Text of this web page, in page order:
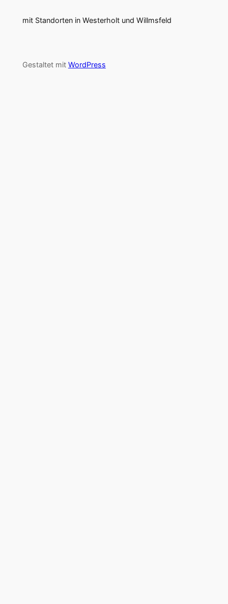
mit Standorten in Westerholt und Willmsfeld
Gestaltet mit WordPress